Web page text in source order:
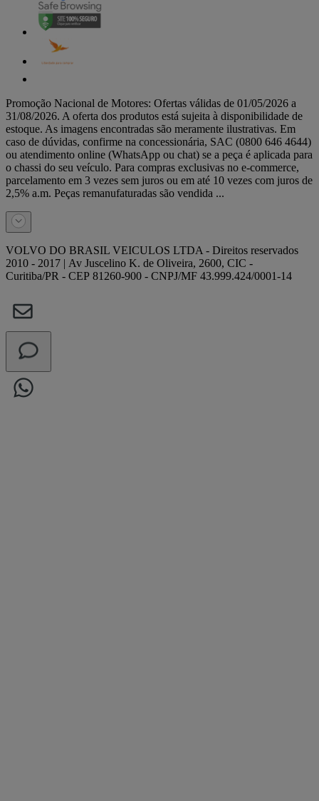
Promoção Nacional de Motores: Ofertas válidas de 01/05/2026 a
31/08/2026. A oferta dos produtos está sujeita à disponibilidade de
estoque. As imagens encontradas são meramente ilustrativas. Em
caso de dúvidas, confirme na concessionária, SAC (0800 646 4644)
ou atendimento online (WhatsApp ou chat) se a peça é aplicada para
o chassi do seu veículo. Para compras exclusivas no e-commerce,
parcelamento em 3 vezes sem juros ou em até 10 vezes com juros de
2,5% a.m. Peças remanufaturadas são vendida ...
VOLVO DO BRASIL VEICULOS LTDA - Direitos reservados
2010 - 2017 | Av Juscelino K. de Oliveira, 2600, CIC -
Curitiba/PR - CEP 81260-900 - CNPJ/MF 43.999.424/0001-14